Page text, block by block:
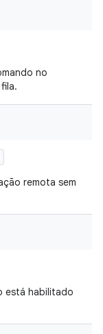
no
remota sem
está habilitado